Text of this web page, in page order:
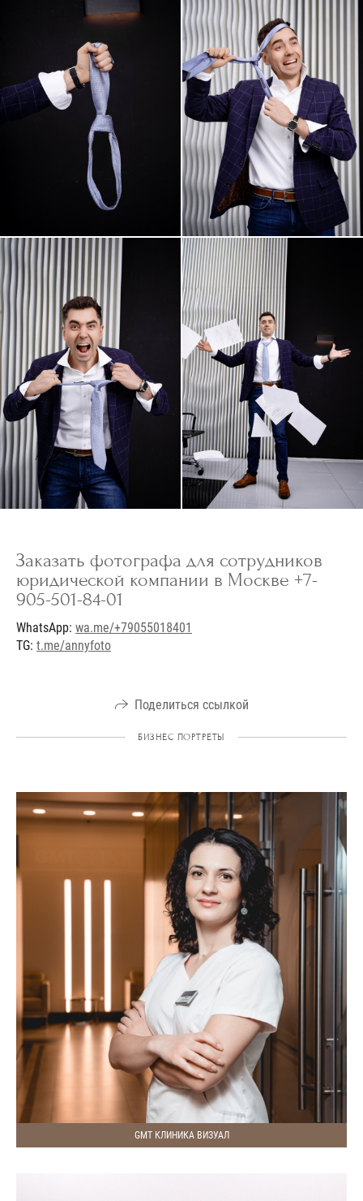
Заказать фотографа для сотрудников
юридической компании в Москве +7-
905-501-84-01
WhatsApp: wa.me/+79055018401
TG: t.me/annyfoto
Поделиться ссылкой
БИЗНЕС ПОРТРЕТЫ
GMT КЛИНИКА ВИЗУАЛ